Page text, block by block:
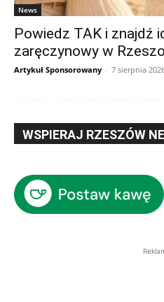
News
Powiedz TAK i znajdź
zaręczynowy w
Artykuł Sponsorowany - 7 sierpnia
WSPIERAJ RZESZÓW